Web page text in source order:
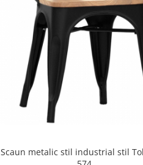
Scaun metalic stil industrial stil